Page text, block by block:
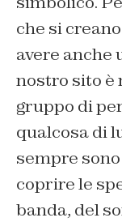
che si
avere anche
nostro sito è
gruppo di
qualcosa di
sempre
coprire le
banda, del